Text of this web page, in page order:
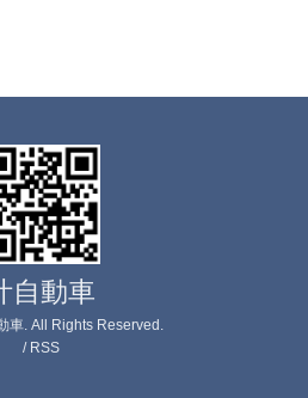
自動車
車. All Rights Reserved.
/ RSS